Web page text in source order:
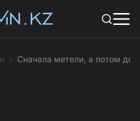
Сначала метели, а потом